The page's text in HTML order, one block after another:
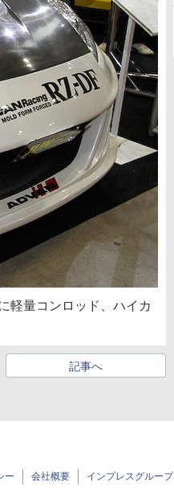
軽量コンロッド、ハイカ
記事へ
ー 会社概要 インプレスグループ